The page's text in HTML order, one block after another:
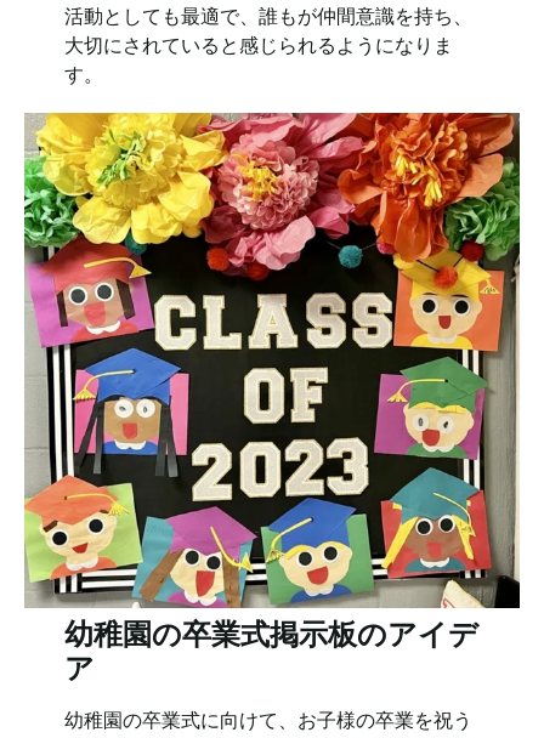
活動としても最適で、誰もが仲間意識を持ち、
大切にされていると感じられるようになりま
す。
幼稚園の卒業式掲示板のアイデ
ア
幼稚園の卒業式に向けて、お子様の卒業を祝う